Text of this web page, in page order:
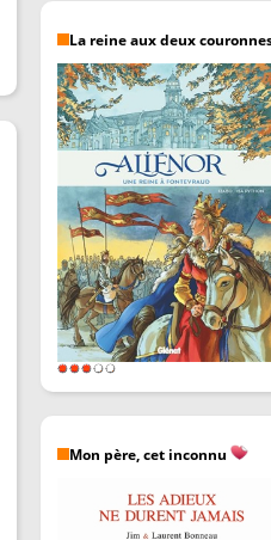
La reine aux deux
Mon père, cet inconnu